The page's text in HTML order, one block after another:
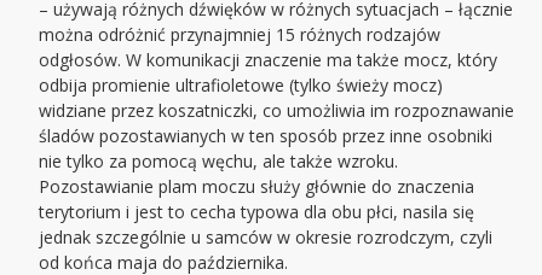
– używają różnych dźwięków w różnych sytuacjach – łącznie
można odróżnić przynajmniej 15 różnych rodzajów
odgłosów. W komunikacji znaczenie ma także mocz, który
odbija promienie ultrafioletowe (tylko świeży mocz)
widziane przez koszatniczki, co umożliwia im rozpoznawanie
śladów pozostawianych w ten sposób przez inne osobniki
nie tylko za pomocą węchu, ale także wzroku.
Pozostawianie plam moczu służy głównie do znaczenia
terytorium i jest to cecha typowa dla obu płci, nasila się
jednak szczególnie u samców w okresie rozrodczym, czyli
od końca maja do października.